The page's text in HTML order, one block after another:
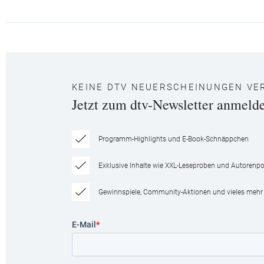
KEINE DTV NEUERSCHEINUNGEN
Jetzt zum dtv-Newsletter
Programm-Highlights und E-Book-Schnäppchen
Exklusive Inhalte wie XXL-Leseproben und
Gewinnspiele, Community-Aktionen und vieles mehr
E-Mail *